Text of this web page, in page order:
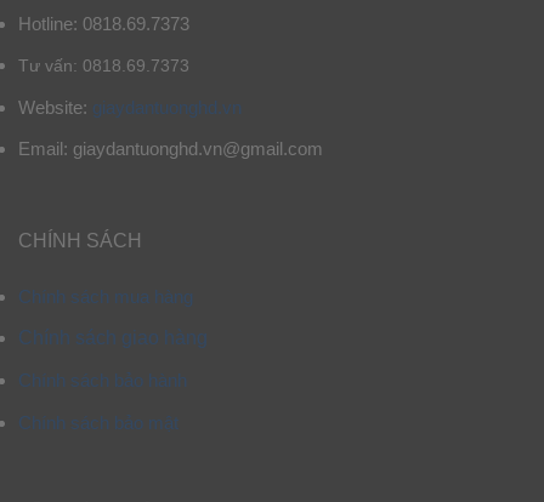
Hotline: 0818.69.7373
Tư vấn: 0818.69.7373
Website: giaydantuonghd.vn
Email: giaydantuonghd.vn@gmail.com
CHÍNH SÁCH
Chính sách mua hàng
Chính sách giao hàng
Chính sách bảo hành
Chính sách bảo mật